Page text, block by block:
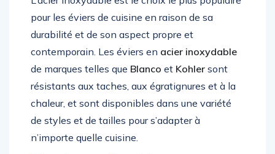
pour les éviers de cuisine en raison de sa
durabilité et de son aspect propre et
contemporain. Les éviers en acier inoxydable
de marques telles que Blanco et Kohler sont
résistants aux taches, aux égratignures et à la
chaleur, et sont disponibles dans une variété
de styles et de tailles pour s’adapter à
n’importe quelle cuisine.